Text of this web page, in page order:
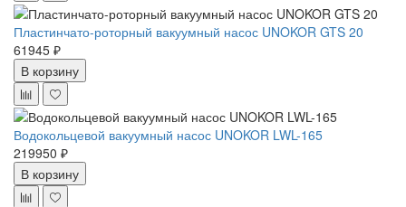
Пластинчато-роторный вакуумный насос UNOKOR GTS 20
61945 ₽
В корзину
Водокольцевой вакуумный насос UNOKOR LWL-165
219950 ₽
В корзину